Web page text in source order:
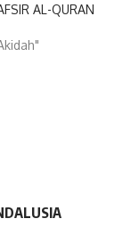
AL-QURAN